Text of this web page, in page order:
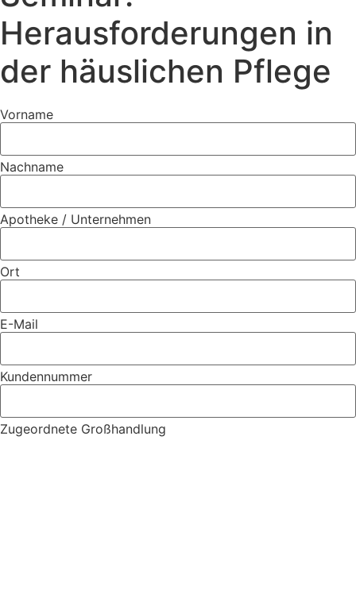
Herausforderungen in
der häuslichen Pflege
Vorname
Nachname
Apotheke / Unternehmen
Ort
E-Mail
Kundennummer
Zugeordnete Großhandlung